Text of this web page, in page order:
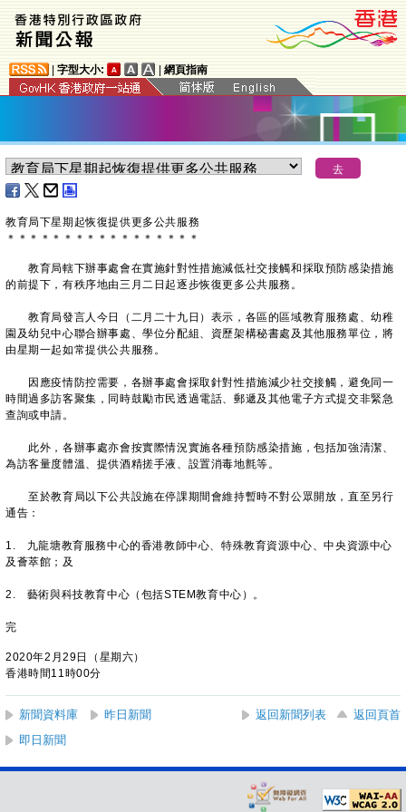
字型大小: 網頁指南
教育局下星期起恢復提供更多公共服務
＊ ＊ ＊ ＊ ＊ ＊ ＊ ＊ ＊ ＊ ＊ ＊ ＊ ＊ ＊ ＊ ＊
教育局轄下辦事處會在實施針對性措施減低社交接觸和採取預防感染措施
的前提下，有秩序地由三月二日起逐步恢復更多公共服務。
教育局發言人今日（二月二十九日）表示，各區的區域教育服務處、幼稚
園及幼兒中心聯合辦事處、學位分配組、資歷架構秘書處及其他服務單位，將
由星期一起如常提供公共服務。
因應疫情防控需要，各辦事處會採取針對性措施減少社交接觸，避免同一
時間過多訪客聚集，同時鼓勵市民透過電話、郵遞及其他電子方式提交非緊急
查詢或申請。
此外，各辦事處亦會按實際情況實施各種預防感染措施，包括加強清潔、
為訪客量度體溫、提供酒精搓手液、設置消毒地氈等。
至於教育局以下公共設施在停課期間會維持暫時不對公眾開放，直至另行
通告：
1. 九龍塘教育服務中心的香港教師中心、特殊教育資源中心、中央資源中心
及薈萃館；及
2. 藝術與科技教育中心（包括STEM教育中心）。
完
2020年2月29日（星期六）
香港時間11時00分
新聞資料庫 昨日新聞 返回新聞列表
返回頁首
即日新聞